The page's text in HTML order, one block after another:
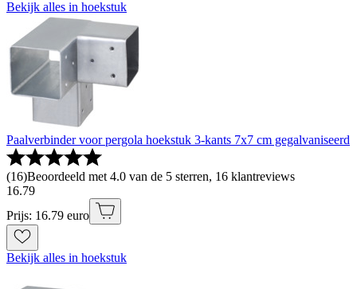
Bekijk alles in hoekstuk
Paalverbinder voor pergola hoekstuk 3-kants 7x7 cm gegalvaniseerd
(16)Beoordeeld met 4.0 van de 5 sterren, 16 klantreviews
16.79
Prijs: 16.79 euro
Bekijk alles in hoekstuk